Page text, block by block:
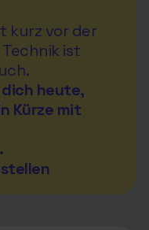
kurz vor der
ist
heute,
Kürze mit